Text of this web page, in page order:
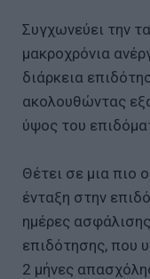
Συγχωνεύει την
μακροχρόνια
διάρκεια
ακολουθώντας
ύψος του
Θέτει σε μια πιο
ένταξη στην
ημέρες
επιδότησης, που
2 μήνες